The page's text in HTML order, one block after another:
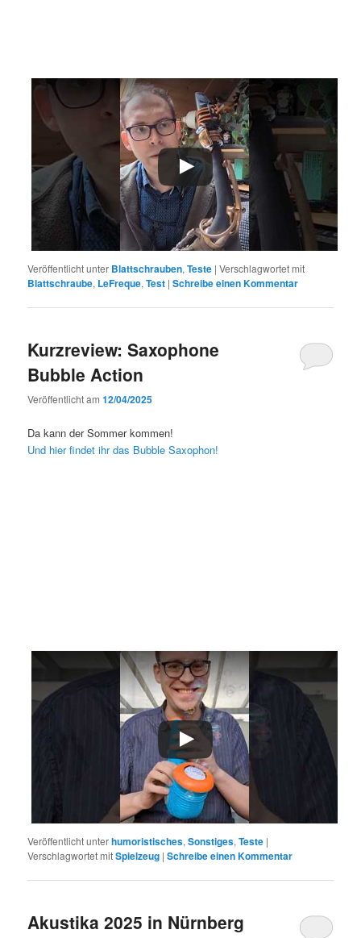
Veröffentlicht unter Blattschrauben,Teste |Verschlagwortet mit
Blattschraube, LeFreque,Test |Schreibe einen Kommentar
Kurzreview: Saxophone
Bubble Action
Veröffentlicht am12/04/2025
Da kann der Sommer kommen!
Und hier findet ihr das Bubble Saxophon!
Veröffentlicht unterhumoristisches,Sonstiges,Teste |
Verschlagwortet mitSpielzeug |Schreibe einen Kommentar
Akustika 2025 in Nürnberg